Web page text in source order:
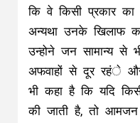
कि वे किसी प्रकार
अन्यथा उनके खिलाफ
उन्होने जन सामान्य से
अफवाहों से दूर रहंे
भी कहा है कि यदि किसी
की जाती है, तो आमजन